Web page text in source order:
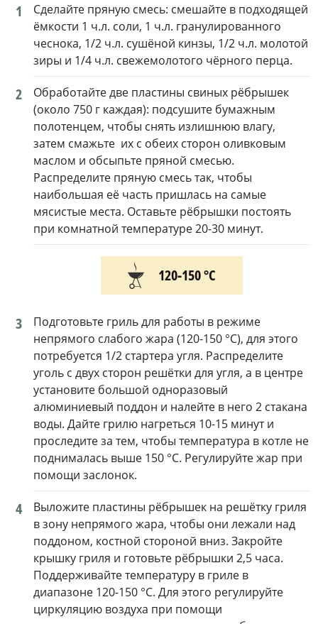
1
Сделайте пряную смесь: смешайте в подходящей
ёмкости 1 ч.л. соли, 1 ч.л. гранулированного
чеснока, 1/2 ч.л. сушёной кинзы, 1/2 ч.л. молотой
зиры и 1/4 ч.л. свежемолотого чёрного перца.
2
Обработайте две пластины свиных рёбрышек
(около 750 г каждая): подсушите бумажным
полотенцем, чтобы снять излишнюю влагу,
затем смажьте их с обеих сторон оливковым
маслом и обсыпьте пряной смесью.
Распределите пряную смесь так, чтобы
наибольшая её часть пришлась на самые
мясистые места. Оставьте рёбрышки постоять
при комнатной температуре 20-30 минут.
120-150 °С
3
Подготовьте гриль для работы в режиме
непрямого слабого жара (120-150 °C), для этого
потребуется 1/2 стартера угля. Распределите
уголь с двух сторон решётки для угля, а в центре
установите большой одноразовый
алюминиевый поддон и налейте в него 2 стакана
воды. Дайте грилю нагреться 10-15 минут и
проследите за тем, чтобы температура в котле не
поднималась выше 150 °C. Регулируйте жар при
помощи заслонок.
4
Выложите пластины рёбрышек на решётку гриля
в зону непрямого жара, чтобы они лежали над
поддоном, костной стороной вниз. Закройте
крышку гриля и готовьте рёбрышки 2,5 часа.
Поддерживайте температуру в гриле в
диапазоне 120-150 °C. Для этого регулируйте
циркуляцию воздуха при помощи